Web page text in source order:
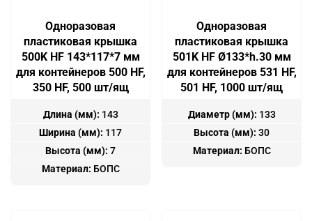
Одноразовая
пластиковая крышка
500K HF 143*117*7 мм
для контейнеров 500 HF,
350 HF, 500 шт/ящ
Длина (мм): 143
Ширина (мм): 117
Высота (мм): 7
Материал: БОПС
Одноразовая
пластиковая крышка
501K HF Ø133*h.30 мм
для контейнеров 531 HF,
501 HF, 1000 шт/ящ
Диаметр (мм): 133
Высота (мм): 30
Материал: БОПС